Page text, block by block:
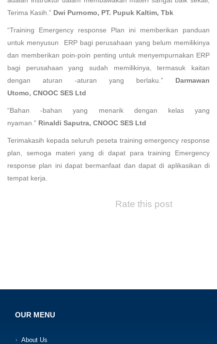
Terima Kasih.” Dwi Purnomo, PT. Pupuk Kaltim, Tbk
“Training Emergency response Plan ini memberikan panduan
untuk menyusun ERP bagi perusahaan yang belum memilikinya
dan memberikan poin-poin penting untuk menyempurnakan ERP
bagi perusahaan yang sudah memilikinya, termasuk kaitan
dengan aturan -aturan yang berlaku.” Darmawan
Utomo, CNOOC SES Ltd
“Bahan -bahan yang menarik dengan kelas yang
nyaman.” Rinaldi Saputra, CNOOC SES Ltd
Terimakasih kepada seluruh peseta training emergency response
plan, semoga materi yang di dapat para training Emergency
response plan ini dapat bermanfaat dan dapat di aplikasikan di
tempat kerja.
Rate this post
OUR MENU
About Us